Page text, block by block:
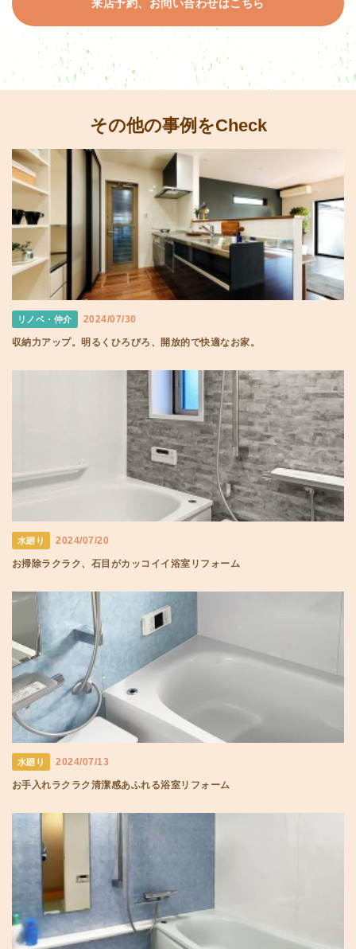
来店予約、お問い合わせはこちら
その他の事例をCheck
リノベ・仲介 2024/07/30
収納力アップ。明るくひろびろ、開放的で快適なお家。
水廻り 2024/07/20
お掃除ラクラク、石目がカッコイイ浴室リフォーム
水廻り 2024/07/13
お手入れラクラク清潔感あふれる浴室リフォーム